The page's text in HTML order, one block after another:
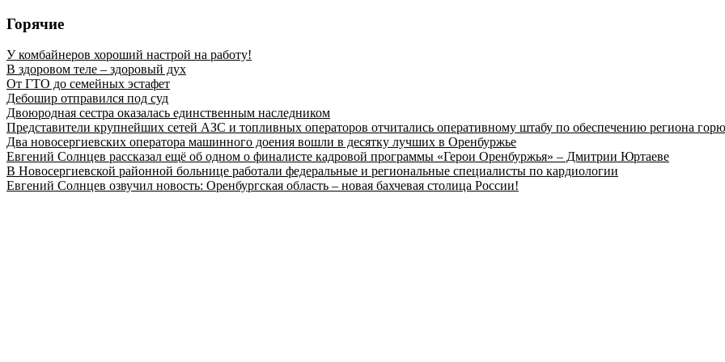
Горячие
У комбайнеров хороший настрой на работу!
В здоровом теле – здоровый дух
От ГТО до семейных эстафет
Дебошир отправился под суд
Двоюродная сестра оказалась единственным наследником
Представители крупнейших сетей АЗС и топливных операторов отчитались оперативному штабу по обеспечению региона
Два новосергиевских оператора машинного доения вошли в десятку лучших в Оренбуржье
Евгений Солнцев рассказал ещё об одном о финалисте кадровой программы «Герои Оренбуржья» – Дмитрии Юртаеве
В Новосергиевской районной больнице работали федеральные и региональные специалисты по кардиологии
Евгений Солнцев озвучил новость: Оренбургская область – новая бахчевая столица России!